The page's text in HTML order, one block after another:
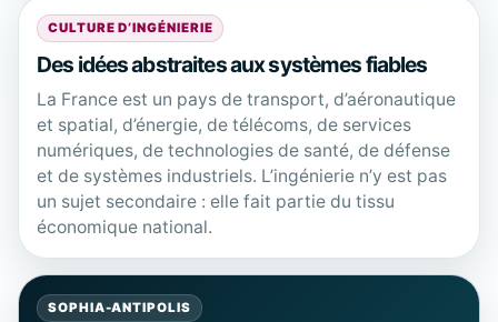
CULTURE D’INGÉNIERIE
Des idées abstraites aux systèmes fiables
La France est un pays de transport, d’aéronautique
et spatial, d’énergie, de télécoms, de services
numériques, de technologies de santé, de défense
et de systèmes industriels. L’ingénierie n’y est pas
un sujet secondaire : elle fait partie du tissu
économique national.
SOPHIA-ANTIPOLIS